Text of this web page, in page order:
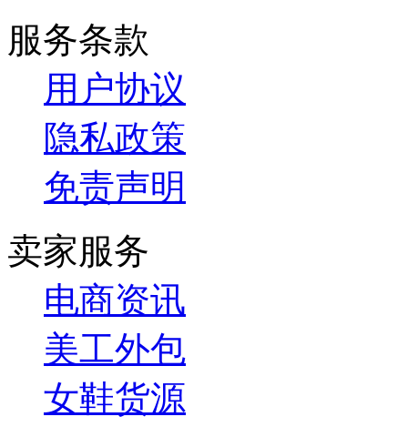
服务条款
用户协议
隐私政策
免责声明
卖家服务
电商资讯
美工外包
女鞋货源